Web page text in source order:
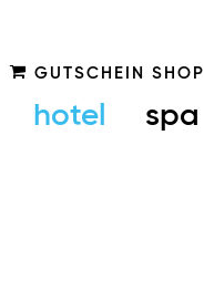
GUTSCHEIN SHOP
hotel spa